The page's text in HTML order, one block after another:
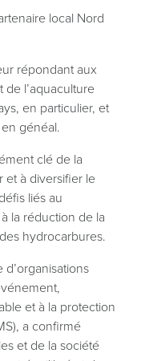
local Nord
répondant aux
de l’aquaculture
en particulier, et
généal.
clé de la
et à diversifier le
liés au
la réduction de la
hydrocarbures.
d’organisations
et à la protection
a confirmé
et de la société